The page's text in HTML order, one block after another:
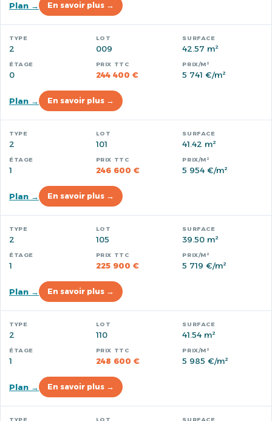
Plan → En savoir plus →
2 009 42.57 m²
0 244 400 € 5 741 €/m²
Plan → En savoir plus →
2 101 41.42 m²
1 246 600 € 5 954 €/m²
Plan → En savoir plus →
2 105 39.50 m²
1 225 900 € 5 719 €/m²
Plan → En savoir plus →
2 110 41.54 m²
1 248 600 € 5 985 €/m²
Plan → En savoir plus →